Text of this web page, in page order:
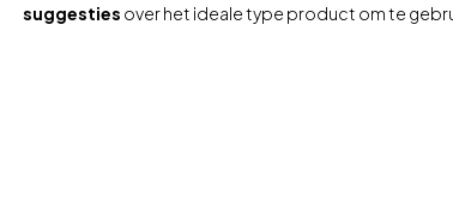
suggesties over het ideale type product om te